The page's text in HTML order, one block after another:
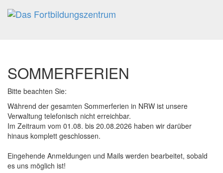
SOMMERFERIEN
Bitte beachten Sie:
Während der gesamten Sommerferien in NRW ist unsere
Verwaltung telefonisch nicht erreichbar.
Im Zeitraum vom 01.08. bis 20.08.2026 haben wir darüber
hinaus komplett geschlossen.
Eingehende Anmeldungen und Mails werden bearbeitet, sobald
es uns möglich ist!